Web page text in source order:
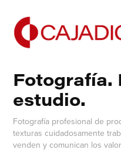
Fotografía.
estudio.
Fotografía profesional de
texturas cuidadosamente
venden y comunican los